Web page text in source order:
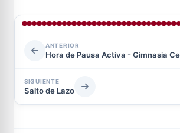
ANTERIOR
Hora de Pausa Activa - Gimnasia
SIGUIENTE
Salto de Lazo